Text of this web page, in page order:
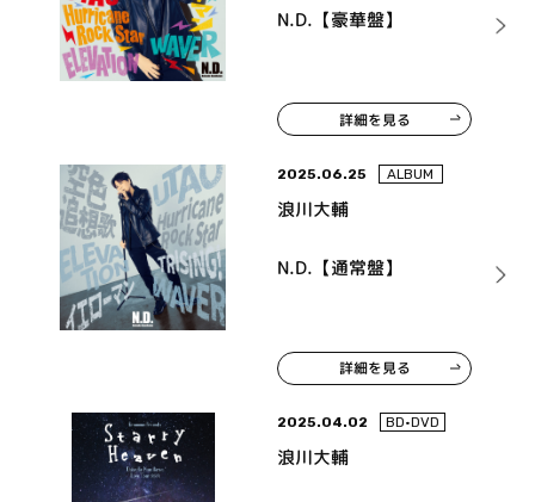
N.D.【豪華盤】
詳細を見る
2025.06.25 ALBUM
浪川大輔
N.D.【通常盤】
詳細を見る
2025.04.02 BD•DVD
浪川大輔